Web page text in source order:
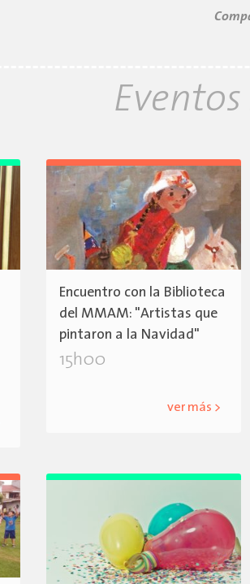
Encuentro con la Biblioteca
del MMAM: "Artistas que
pintaron a la Navidad"
15h00
ver más >